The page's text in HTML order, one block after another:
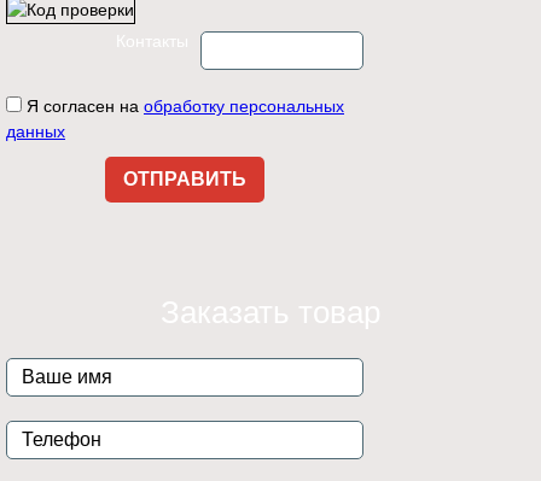
Контакты
Я согласен на обработку персональных
данных
Заказать товар